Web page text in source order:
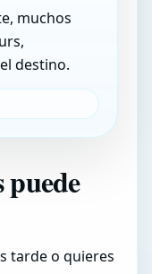
muchos
destino.
tarde o quieres